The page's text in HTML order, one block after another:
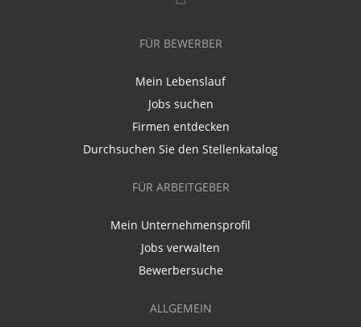
FÜR BEWERBER
Mein Lebenslauf
Jobs suchen
Firmen entdecken
Durchsuchen Sie den Stellenkatalog
FÜR ARBEITGEBER
Mein Unternehmensprofil
Jobs verwalten
Bewerbersuche
ALLGEMEIN